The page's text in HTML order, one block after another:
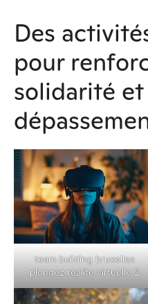
Des
pour
solidarité
team building bruxelles
plongez realite virtuelle 2